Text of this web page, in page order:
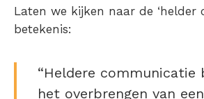
Laten we kijken naar de ‘helder
betekenis:
“Heldere communicatie
het overbrengen van een